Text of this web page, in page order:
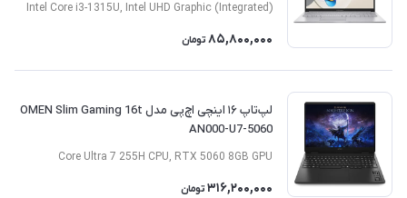
Intel Core i3-1315U, Intel UHD Graphic (Integrated)
85,800,000 تومان
لپ‌تاپ ۱۶ اینچی اچ‌پی مدل OMEN Slim Gaming 16t
AN000-U7-5060
Core Ultra 7 255H CPU, RTX 5060 8GB GPU
316,200,000 تومان